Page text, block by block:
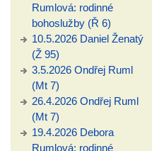
Rumlová: rodinné
bohoslužby (Ř 6)
10.5.2026 Daniel Ženatý
(Ž 95)
3.5.2026 Ondřej Ruml
(Mt 7)
26.4.2026 Ondřej Ruml
(Mt 7)
19.4.2026 Debora
Rumlová: rodinné